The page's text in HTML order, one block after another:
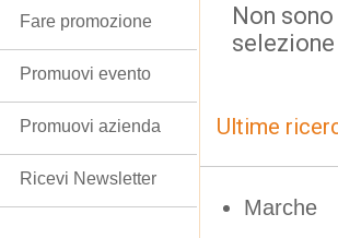
Non
Ultime
Marche
Fare promozione
Promuovi evento
Promuovi azienda
Ricevi Newsletter